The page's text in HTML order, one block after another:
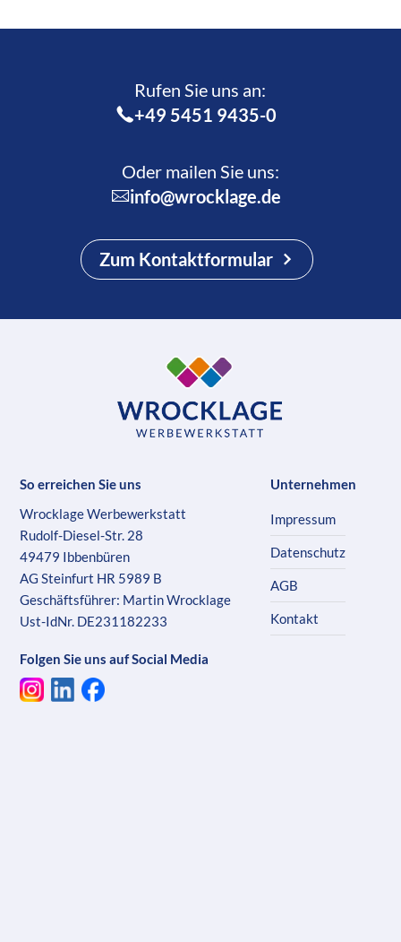
Rufen Sie uns an:­
+49 5451 9435-0
Oder mailen Sie uns:
info@wrocklage.de
Zum Kontaktformular
So erreichen Sie uns
Wrocklage Werbewerkstatt
Rudolf-Diesel-Str. 28
49479 Ibbenbüren
AG Steinfurt HR 5989 B
Geschäftsführer: Martin Wrocklage
Ust-IdNr. DE231182233
Folgen Sie uns auf Social Media
Unternehmen
Impressum
Datenschutz
AGB
Kontakt